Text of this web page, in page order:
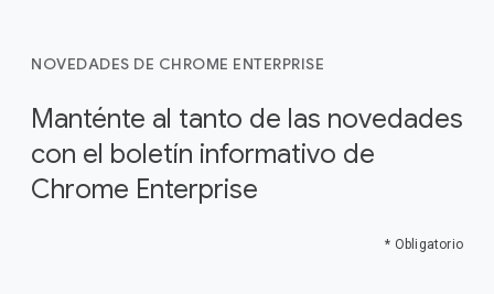
NOVEDADES DE CHROME ENTERPRISE
Manténte al tanto de las novedades
con el boletín informativo de
Chrome Enterprise
* Obligatorio